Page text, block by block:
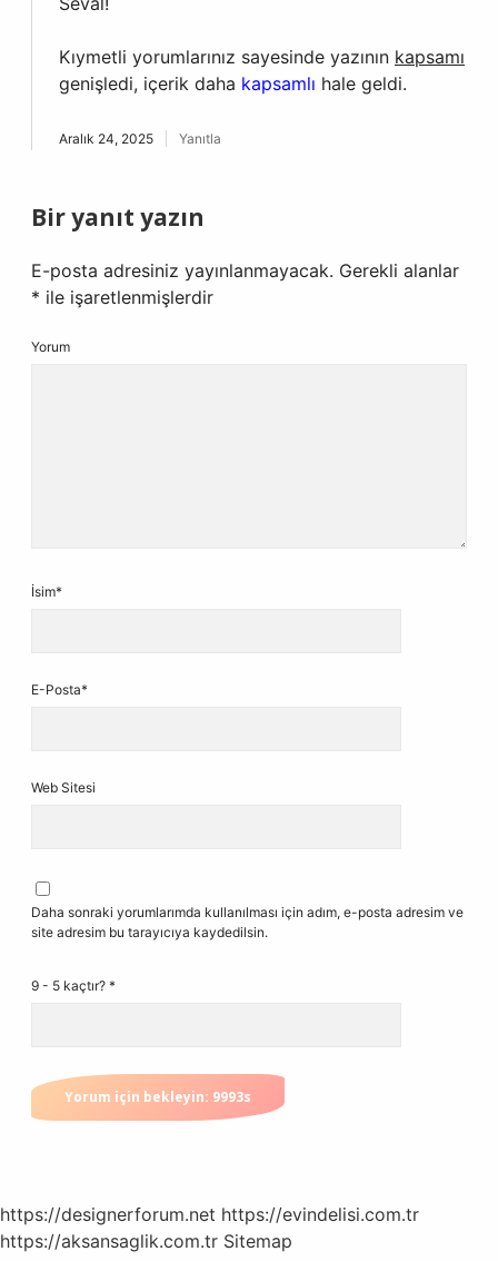
Kıymetli yorumlarınız sayesinde yazının kapsamı
genişledi, içerik daha kapsamlı hale geldi.
Aralık 24, 2025 Yanıtla
Bir yanıt yazın
E-posta adresiniz yayınlanmayacak. Gerekli alanlar
* ile işaretlenmişlerdir
Yorum
İsim*
E-Posta*
Web Sitesi
Daha sonraki yorumlarımda kullanılması için adım, e-posta adresim ve
site adresim bu tarayıcıya kaydedilsin.
9 - 5 kaçtır? *
https://designerforum.net https://evindelisi.com.tr
https://aksansaglik.com.tr Sitemap